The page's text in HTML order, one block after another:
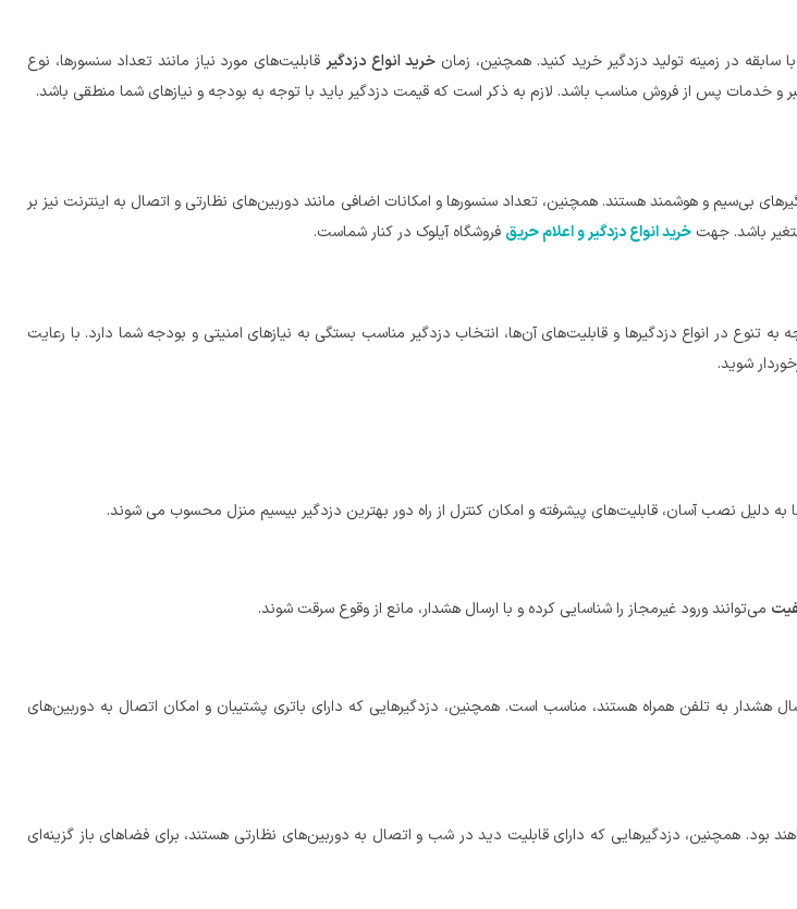
سابقه در زمینه تولید دزدگیر خرید کنید. همچنین، زمان خرید انواع دزدگیر قابلیت‌های مورد نیاز مانند تعداد سنسورها، نوع
و خدمات پس از فروش مناسب باشد. لازم به ذکر است که قیمت دزدگیر باید با توجه به بودجه و نیازهای شما منطقی باشد.
بی‌سیم و هوشمند هستند. همچنین، تعداد سنسورها و امکانات اضافی مانند دوربین‌های نظارتی و اتصال به اینترنت نیز بر
باشد. جهت خرید انواع دزدگیر و اعلام حریق فروشگاه آیلوک در کنار شماست.
تنوع در انواع دزدگیرها و قابلیت‌های آن‌ها، انتخاب دزدگیر مناسب بستگی به نیازهای امنیتی و بودجه شما دارد. با رعایت
شوید.
به دلیل نصب آسان، قابلیت‌های پیشرفته و امکان کنترل از راه دور بهترین دزدگیر بیسیم منزل محسوب می شوند.
می‌توانند ورود غیرمجاز را شناسایی کرده و با ارسال هشدار، مانع از وقوع سرقت شوند.
هشدار به تلفن همراه هستند، مناسب است. همچنین، دزدگیرهایی که دارای باتری پشتیبان و امکان اتصال به دوربین‌های
همچنین، دزدگیرهایی که دارای قابلیت دید در شب و اتصال به دوربین‌های نظارتی هستند، برای فضاهای باز گزینه‌ای